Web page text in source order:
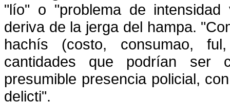
"lío" o "problema de
deriva de la jerga del hampa.
hachís (costo, consumao,
cantidades que podrían ser
presumible presencia policial,
delicti".